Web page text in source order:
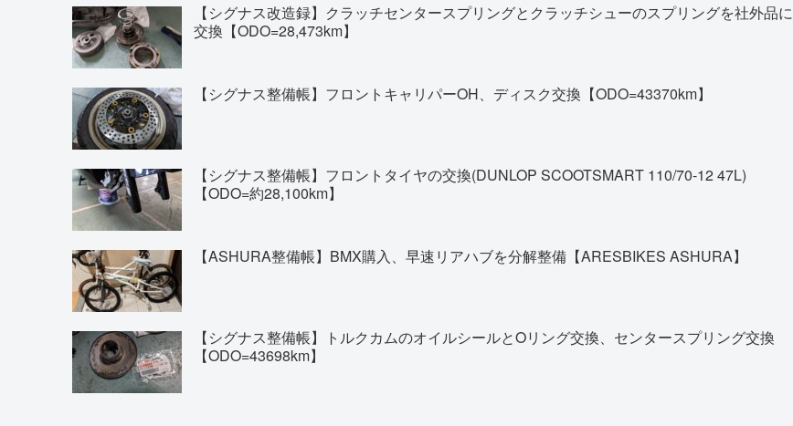
【シグナス改造録】クラッチセンタースプリングとクラッチシューのスプリングを社外品に
交換【ODO=28,473km】
【シグナス整備帳】フロントキャリパーOH、ディスク交換【ODO=43370km】
【シグナス整備帳】フロントタイヤの交換(DUNLOP SCOOTSMART 110/70-12 47L)
【ODO=約28,100km】
【ASHURA整備帳】BMX購入、早速リアハブを分解整備【ARESBIKES ASHURA】
【シグナス整備帳】トルクカムのオイルシールとOリング交換、センタースプリング交換
【ODO=43698km】